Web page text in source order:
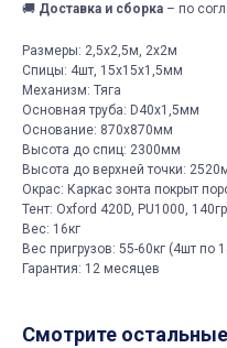
🚚 Доставка и сборка – по
Размеры: 2,5х2,5м, 2х2м
Спицы: 4шт, 15х15х1,5мм
Механизм: Тяга
Основная труба: D40х1,5мм
Основание: 870х870мм
Высота до спиц: 2300мм
Высота до верхней точки:
Окрас: Каркас зонта покрыт
Тент: Oxford 420D, PU1000,
Вес: 16кг
Вес пригрузов: 55-60кг (4шт по
Гарантия: 12 месяцев
Смотрите